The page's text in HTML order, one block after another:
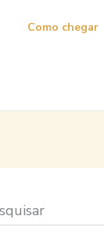
Como chegar